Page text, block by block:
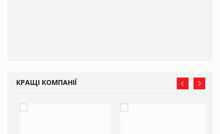
КРАЩІ КОМПАНІЇ